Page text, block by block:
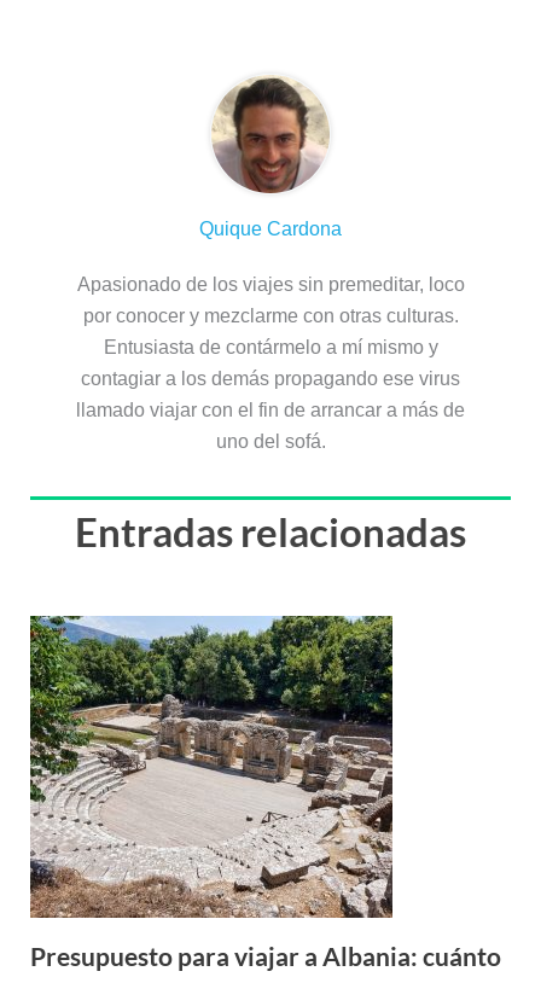
Quique Cardona
Apasionado de los viajes sin premeditar, loco
por conocer y mezclarme con otras culturas.
Entusiasta de contármelo a mí mismo y
contagiar a los demás propagando ese virus
llamado viajar con el fin de arrancar a más de
uno del sofá.
Entradas relacionadas
Presupuesto para viajar a Albania: cuánto